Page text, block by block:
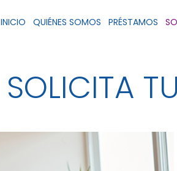
INICIO QUIÉNES SOMOS PRÉSTAMOS
SOLICITA